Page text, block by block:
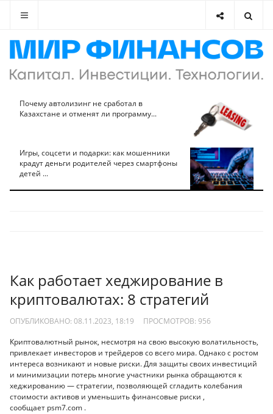
Почему автолизинг не сработал в
Казахстане и отменят ли программу...
Игры, соцсети и подарки: как мошенники
крадут деньги родителей через смартфоны
детей ...
Как работает хеджирование в
криптовалютах: 8 стратегий
ОПУБЛИКОВАНО: 08.11.2023, 18:19 ПРОСМОТРОВ: 956
Криптовалютный рынок, несмотря на свою высокую волатильность,
привлекает инвесторов и трейдеров со всего мира. Однако с ростом
интереса возникают и новые риски. Для защиты своих инвестиций
и минимизации потерь многие участники рынка обращаются к
хеджированию — стратегии, позволяющей сгладить колебания
стоимости активов и уменьшить финансовые риски ,
сообщает psm7.com .